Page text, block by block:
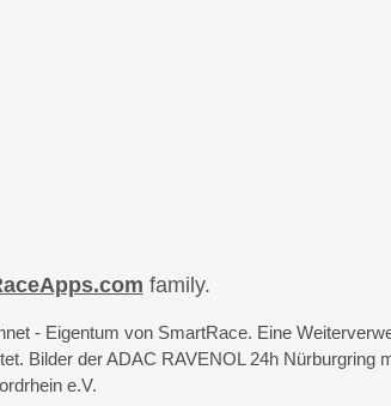
family.
- Eigentum von SmartRace. Eine
Bilder der ADAC RAVENOL 24h Nürburgring
e.V.